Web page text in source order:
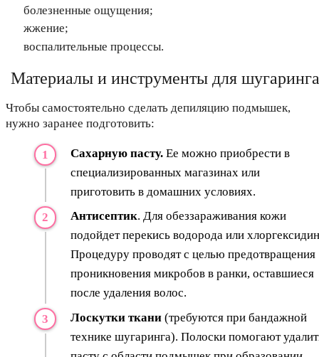
болезненные ощущения;
жжение;
воспалительные процессы.
Материалы и инструменты для шугаринга
Чтобы самостоятельно сделать депиляцию подмышек,
нужно заранее подготовить:
Сахарную пасту. Ее можно приобрести в
специализированных магазинах или
приготовить в домашних условиях.
Антисептик. Для обеззараживания кожи
подойдет перекись водорода или
Процедуру проводят с целью предотвращения
проникновения микробов в ранки, оставшиеся
после удаления волос.
Лоскутки ткани (требуются при бандажной
технике шугаринга). Полоски помогают